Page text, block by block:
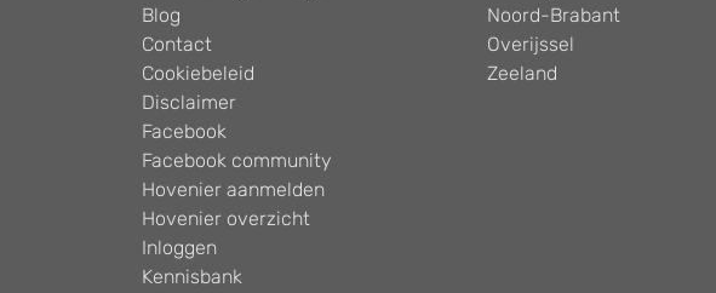
Blog
Contact
Cookiebeleid
Disclaimer
Facebook
Facebook community
Hovenier aanmelden
Hovenier overzicht
Inloggen
Kennisbank
Noord-Brabant
Overijssel
Zeeland